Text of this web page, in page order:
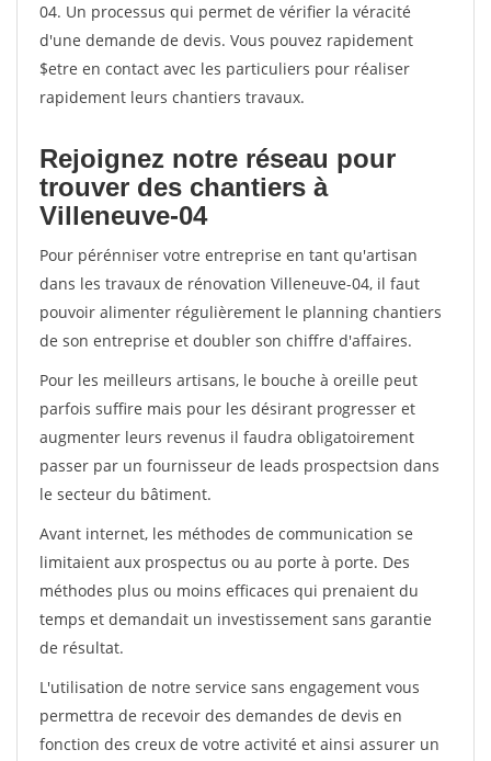
04. Un processus qui permet de vérifier la véracité
d'une demande de devis. Vous pouvez rapidement
$etre en contact avec les particuliers pour réaliser
rapidement leurs chantiers travaux.
Rejoignez notre réseau pour
trouver des chantiers à
Villeneuve-04
Pour pérénniser votre entreprise en tant qu'artisan
dans les travaux de rénovation Villeneuve-04, il faut
pouvoir alimenter régulièrement le planning chantiers
de son entreprise et doubler son chiffre d'affaires.
Pour les meilleurs artisans, le bouche à oreille peut
parfois suffire mais pour les désirant progresser et
augmenter leurs revenus il faudra obligatoirement
passer par un fournisseur de leads prospectsion dans
le secteur du bâtiment.
Avant internet, les méthodes de communication se
limitaient aux prospectus ou au porte à porte. Des
méthodes plus ou moins efficaces qui prenaient du
temps et demandait un investissement sans garantie
de résultat.
L'utilisation de notre service sans engagement vous
permettra de recevoir des demandes de devis en
fonction des creux de votre activité et ainsi assurer un